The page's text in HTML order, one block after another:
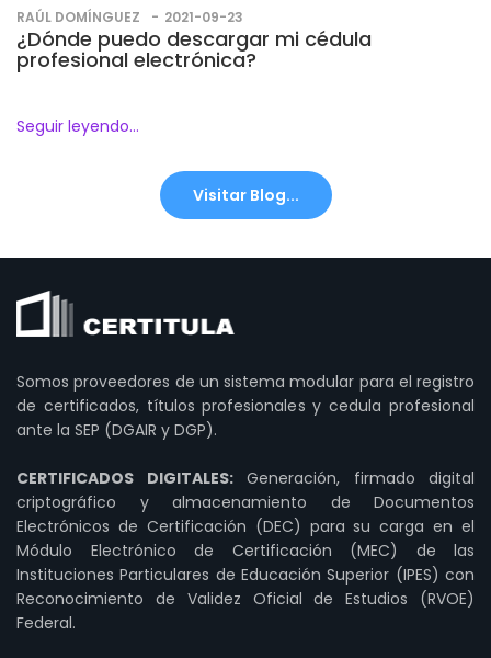
RAÚL DOMÍNGUEZ 2021-09-23
¿Dónde puedo descargar mi cédula
profesional electrónica?
Seguir leyendo...
Visitar Blog...
Somos proveedores de un sistema modular para el registro
de certificados, títulos profesionales y cedula profesional
ante la SEP (DGAIR y DGP).
CERTIFICADOS DIGITALES:Generación, firmado digital
criptográfico y almacenamiento de Documentos
Electrónicos de Certificación (DEC) para su carga en el
Módulo Electrónico de Certificación (MEC) de las
Instituciones Particulares de Educación Superior (IPES) con
Reconocimiento de Validez Oficial de Estudios (RVOE)
Federal.